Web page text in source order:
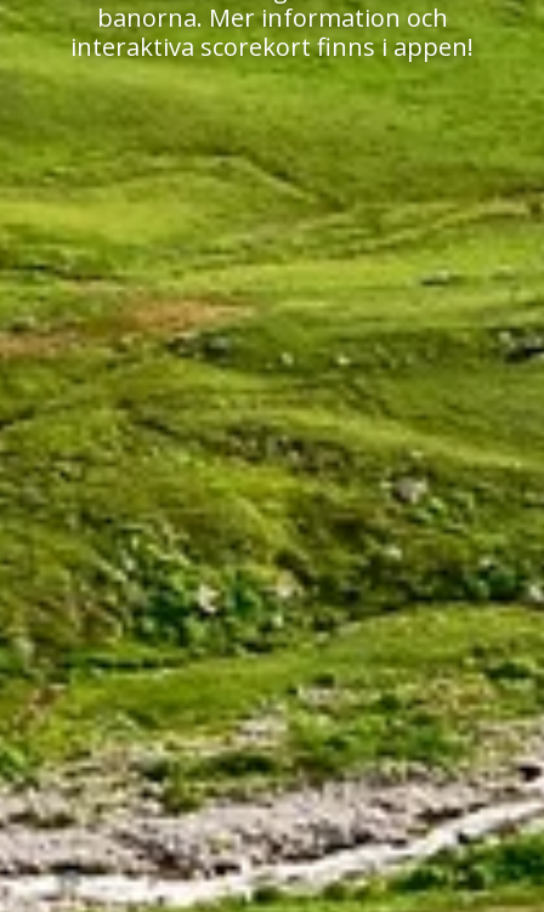
banorna. Mer information och
interaktiva scorekort finns i appen!